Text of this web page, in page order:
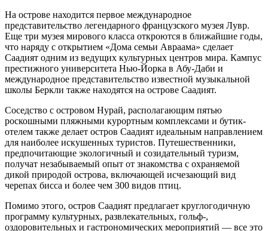
На острове находится первое международное
представительство легендарного французского музея Лувр.
Еще три музея мирового класса откроются в ближайшие годы,
что наряду с открытием «Дома семьи Авраама» сделает
Саадият одним из ведущих культурных центров мира. Кампус
престижного университета Нью-Йорка в Абу-Даби и
международное представительство известной музыкальной
школы Беркли также находятся на острове Саадият.
Соседство с островом Нурай, располагающим пятью
роскошными пляжными курортным комплексами и бутик-
отелем также делает остров Саадият идеальным направлением
для наиболее искушенных туристов. Путешественники,
предпочитающие экологичный и созидательный туризм,
получат незабываемый опыт от знакомства с охраняемой
дикой природой острова, включающей исчезающий вид
черепах бисса и более чем 300 видов птиц.
Помимо этого, остров Саадият предлагает круглогодичную
программу культурных, развлекательных, гольф-,
оздоровительных и гастрономических мероприятий — все это